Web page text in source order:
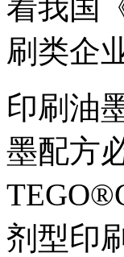
着我国
刷类企
印刷油
墨配方
剂型印